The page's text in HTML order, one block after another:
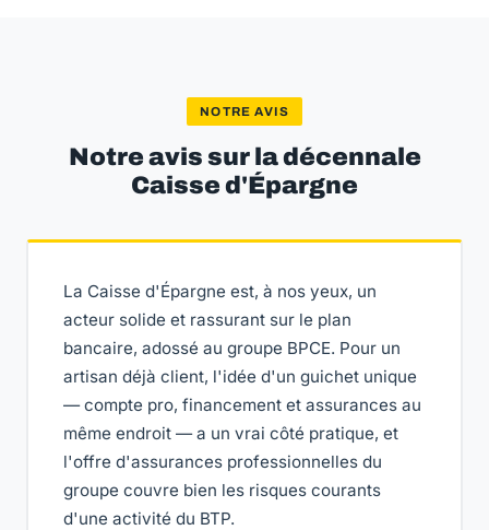
NOTRE AVIS
Notre avis sur la décennale
Caisse d'Épargne
La Caisse d'Épargne est, à nos yeux, un
acteur solide et rassurant sur le plan
bancaire, adossé au groupe BPCE. Pour un
artisan déjà client, l'idée d'un guichet unique
— compte pro, financement et assurances au
même endroit — a un vrai côté pratique, et
l'offre d'assurances professionnelles du
groupe couvre bien les risques courants
d'une activité du BTP.